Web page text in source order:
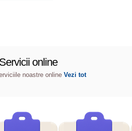
online
noastre online Vezi tot